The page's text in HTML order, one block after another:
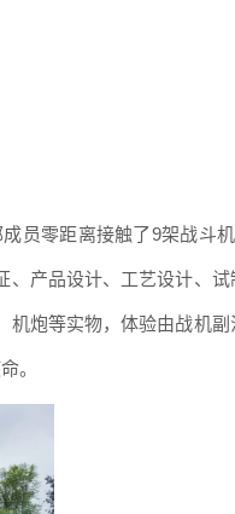
员零距离接触了9架战斗
产品设计、工艺设计、
炮等实物，体验由战机
。